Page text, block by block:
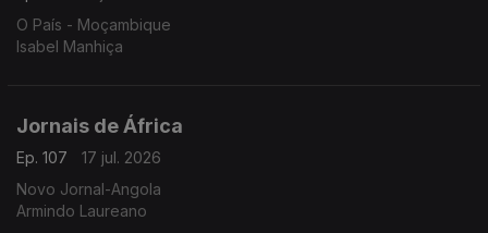
O País - Moçambique
Isabel Manhiça
Jornais de África
Ep. 107
17 jul. 2026
Novo Jornal-Angola
Armindo Laureano